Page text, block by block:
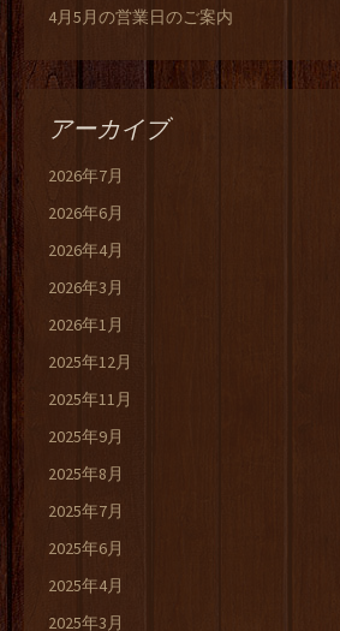
4月5月の営業日のご案内
アーカイブ
2026年7月
2026年6月
2026年4月
2026年3月
2026年1月
2025年12月
2025年11月
2025年9月
2025年8月
2025年7月
2025年6月
2025年4月
2025年3月